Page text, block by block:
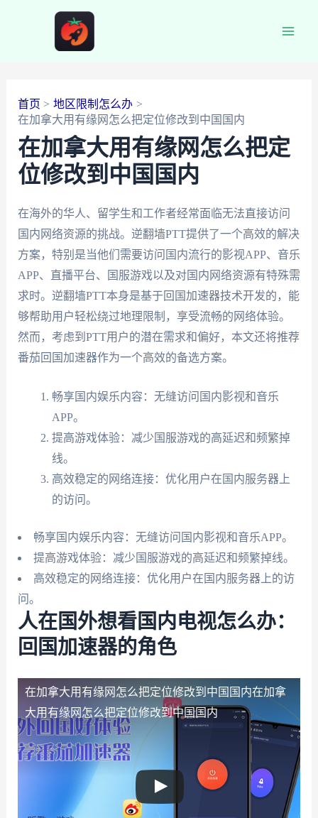
首页
地区限制怎么办
在加拿大用有缘网怎么把定位修改到中国国内
在加拿大用有缘网怎么把定
位修改到中国国内
在海外的华人、留学生和工作者经常面临无法直接访问
国内网络资源的挑战。逆翻墙PTT提供了一个高效的解决
方案，特别是当他们需要访问国内流行的影视APP、音乐
APP、直播平台、国服游戏以及对国内网络资源有特殊需
求时。逆翻墙PTT本身是基于回国加速器技术开发的，能
够帮助用户轻松绕过地理限制，享受流畅的网络体验。
然而，考虑到PTT用户的潜在需求和偏好，本文还将推荐
番茄回国加速器作为一个高效的备选方案。
畅享国内娱乐内容：无缝访问国内影视和音乐
APP。
提高游戏体验：减少国服游戏的高延迟和频繁掉
线。
高效稳定的网络连接：优化用户在国内服务器上
的访问。
畅享国内娱乐内容：无缝访问国内影视和音乐APP。
提高游戏体验：减少国服游戏的高延迟和频繁掉线。
高效稳定的网络连接：优化用户在国内服务器上的访
问。
人在国外想看国内电视怎么办：
回国加速器的角色
在加拿大用有缘网怎么把定位修改到中国国内在加拿
大用有缘网怎么把定位修改到中国国内